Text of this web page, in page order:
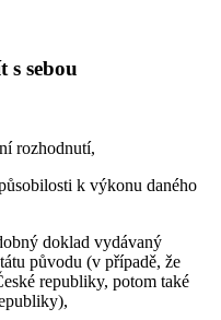
s sebou
rozhodnutí,
k výkonu daného
doklad vydávaný
původu (v případě, že
republiky, potom také